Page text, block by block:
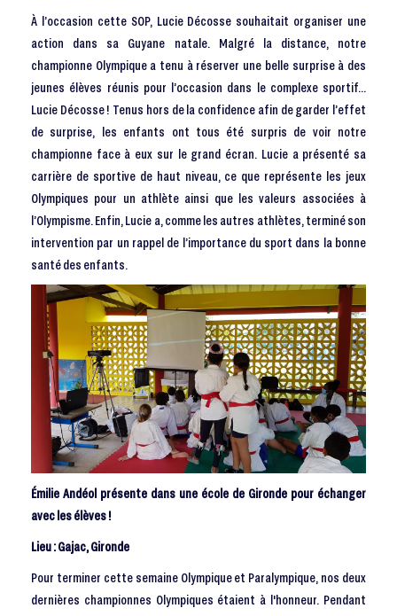
À l’occasion cette SOP, Lucie Décosse souhaitait organiser une
action dans sa Guyane natale. Malgré la distance, notre
championne Olympique a tenu à réserver une belle surprise à des
jeunes élèves réunis pour l’occasion dans le complexe sportif...
Lucie Décosse ! Tenus hors de la confidence afin de garder l’effet
de surprise, les enfants ont tous été surpris de voir notre
championne face à eux sur le grand écran. Lucie a présenté sa
carrière de sportive de haut niveau, ce que représente les jeux
Olympiques pour un athlète ainsi que les valeurs associées à
l’Olympisme. Enfin, Lucie a, comme les autres athlètes, terminé son
intervention par un rappel de l’importance du sport dans la bonne
santé des enfants.
Émilie Andéol présente dans une école de Gironde pour échanger
avec les élèves!
Lieu :Gajac, Gironde
Pour terminer cette semaine Olympique et Paralympique, nos deux
dernières championnes Olympiques étaient à l'honneur. Pendant